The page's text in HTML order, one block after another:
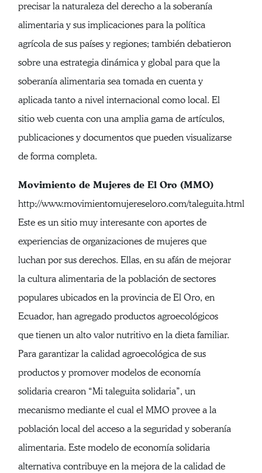
precisar la naturaleza del derecho a la soberanía
alimentaria y sus implicaciones para la política
agrícola de sus países y regiones; también debatieron
sobre una estrategia dinámica y global para que la
soberanía alimentaria sea tomada en cuenta y
aplicada tanto a nivel internacional como local. El
sitio web cuenta con una amplia gama de artículos,
publicaciones y documentos que pueden visualizarse
de forma completa.
Movimiento de Mujeres de El Oro (MMO)
http://www.movimientomujereseloro.com/taleguita.html
Este es un sitio muy interesante con aportes de
experiencias de organizaciones de mujeres que
luchan por sus derechos. Ellas, en su afán de mejorar
la cultura alimentaria de la población de sectores
populares ubicados en la provincia de El Oro, en
Ecuador, han agregado productos agroecológicos
que tienen un alto valor nutritivo en la dieta familiar.
Para garantizar la calidad agroecológica de sus
productos y promover modelos de economía
solidaria crearon “Mi taleguita solidaria”, un
mecanismo mediante el cual el MMO provee a la
población local del acceso a la seguridad y soberanía
alimentaria. Este modelo de economía solidaria
alternativa contribuye en la mejora de la calidad de